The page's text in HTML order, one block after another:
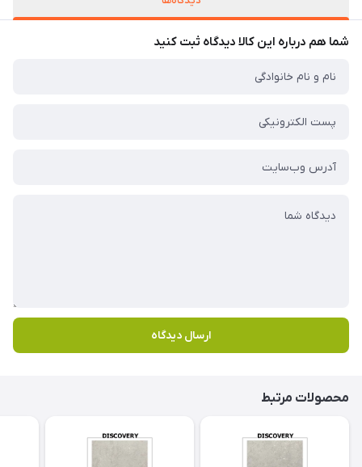
شما هم درباره این کالا دیدگاه ثبت کنید
ارسال دیدگاه
محصولات مرتبط